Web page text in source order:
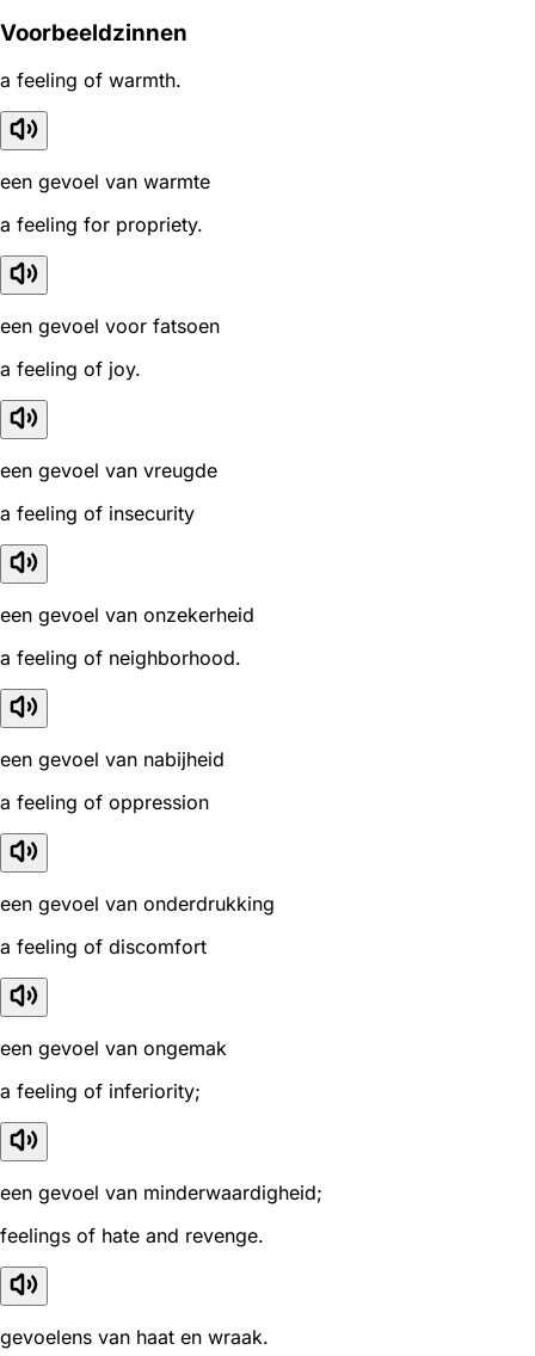
Voorbeeldzinnen
a feeling of warmth.
een gevoel van warmte
a feeling for propriety.
een gevoel voor fatsoen
a feeling of joy.
een gevoel van vreugde
a feeling of insecurity
een gevoel van onzekerheid
a feeling of neighborhood.
een gevoel van nabijheid
a feeling of oppression
een gevoel van onderdrukking
a feeling of discomfort
een gevoel van ongemak
a feeling of inferiority;
een gevoel van minderwaardigheid;
feelings of hate and revenge.
gevoelens van haat en wraak.